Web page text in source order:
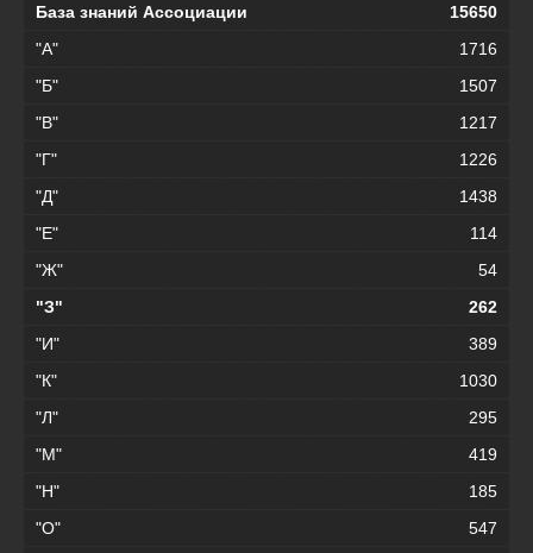
База знаний Ассоциации
15650
"А"
1716
"Б"
1507
"В"
1217
"Г"
1226
"Д"
1438
"Е"
114
"Ж"
54
"З"
262
"И"
389
"К"
1030
"Л"
295
"М"
419
"Н"
185
"О"
547